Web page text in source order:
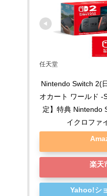
任天堂
Nintendo Switch 2(
オカート ワールド -
定】特典 Nintendo
イクロファ
楽天
Yahoo!シ